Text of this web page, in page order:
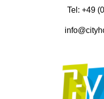
Tel: +49